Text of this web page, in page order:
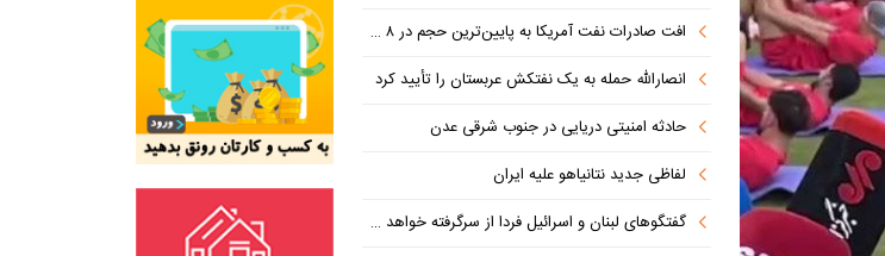
افت صادرات نفت آمریکا به پایین‌ترین حجم در ۸ ماه اخیر
انصارالله حمله به یک نفتکش عربستان را تأیید کرد
حادثه امنیتی دریایی در جنوب شرقی عدن
لفاظی جدید نتانیاهو علیه ایران
گفتگوهای لبنان و اسرائیل فردا از سرگرفته خواهد شد!